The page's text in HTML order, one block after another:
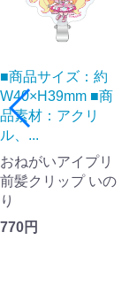
■商品サイズ：約
W40×H39mm ■商
品素材：アクリ
ル、...
おねがいアイプリ
前髪クリップ いの
り
770円